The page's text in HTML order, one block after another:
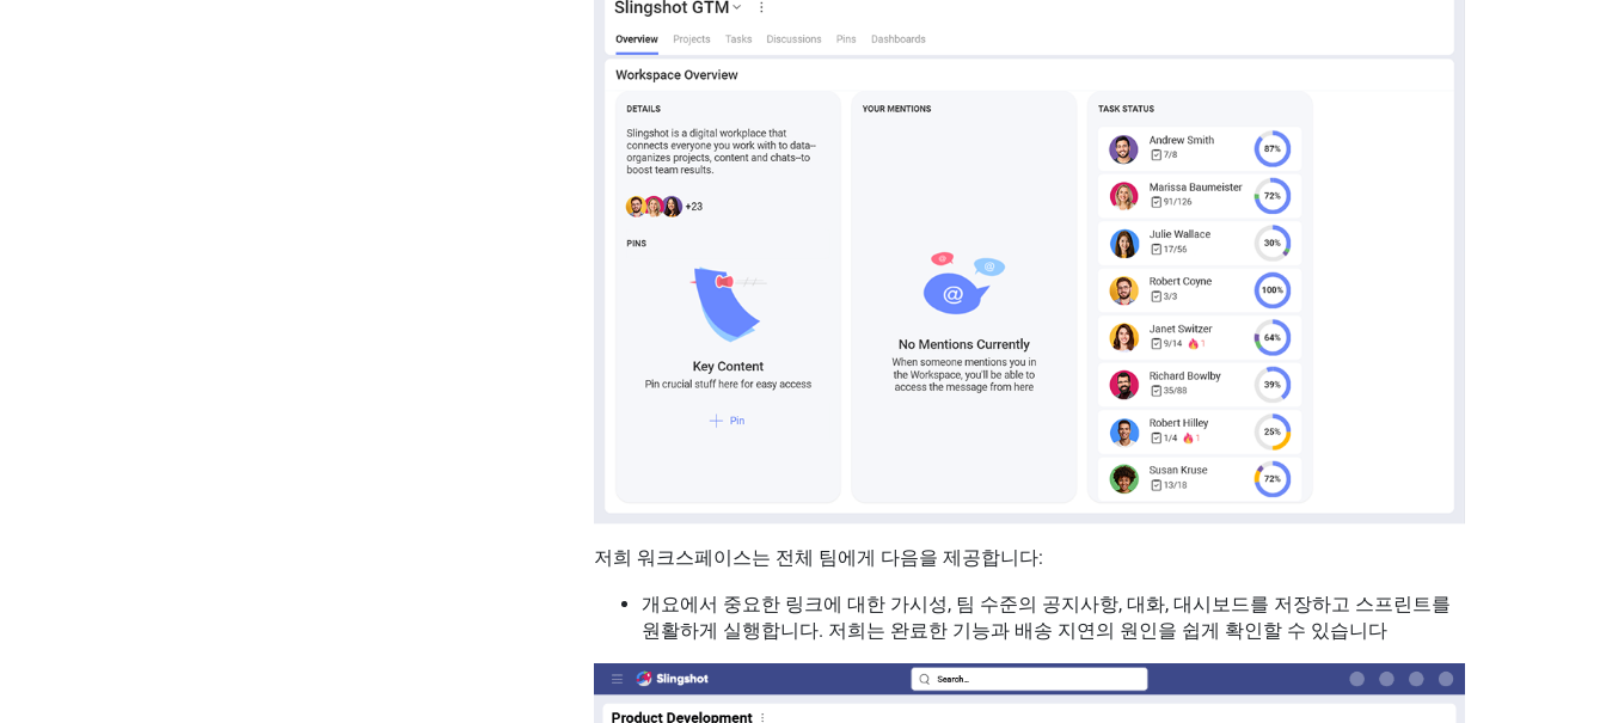
저희 워크스페이스는 전체 팀에게 다음을 제공합니다:
개요에서 중요한 링크에 대한 가시성, 팀 수준의 공지사항, 대화, 대시보드를 저장하고 스프린트를
원활하게 실행합니다. 저희는 완료한 기능과 배송 지연의 원인을 쉽게 확인할 수 있습니다